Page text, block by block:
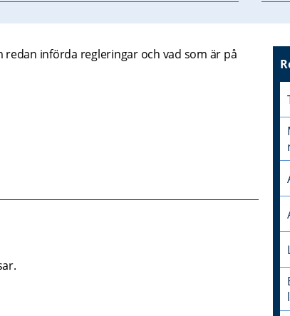
införda regleringar och vad som är på